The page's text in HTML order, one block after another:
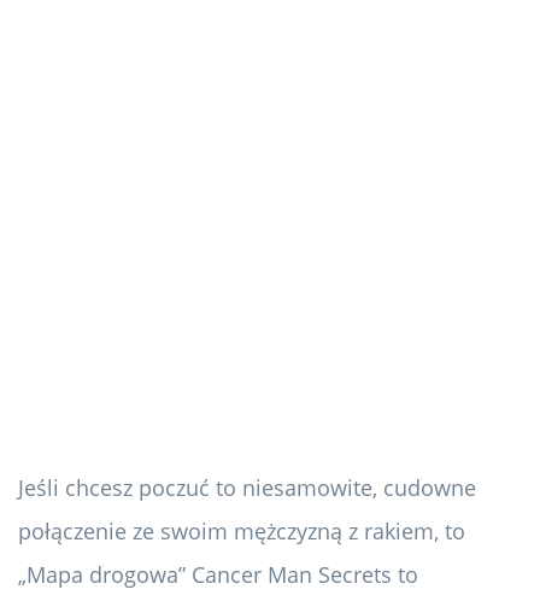
Jeśli chcesz poczuć to niesamowite, cudowne
połączenie ze swoim mężczyzną z rakiem, to
„Mapa drogowa” Cancer Man Secrets to